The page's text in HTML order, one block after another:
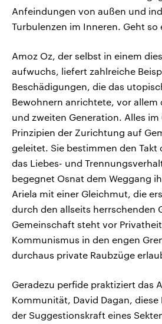
Anfeindungen von außen und
Turbulenzen im Inneren. Geht so
Amoz Oz, der selbst in einem
aufwuchs, liefert zahlreiche
Beschädigungen, die das
Bewohnern anrichtete, vor allem
und zweiten Generation. Alles
Prinzipien der Zurichtung auf
geleitet. Sie bestimmen den Takt
das Liebes- und
begegnet Osnat dem Weggang
Ariela mit einer Gleichmut, die
durch den allseits herrschenden
Gemeinschaft steht vor
Kommunismus in den engen
durchaus private Raubzüge
Geradezu perfide praktiziert das
Kommunität, David Dagan,
der Suggestionskraft eines